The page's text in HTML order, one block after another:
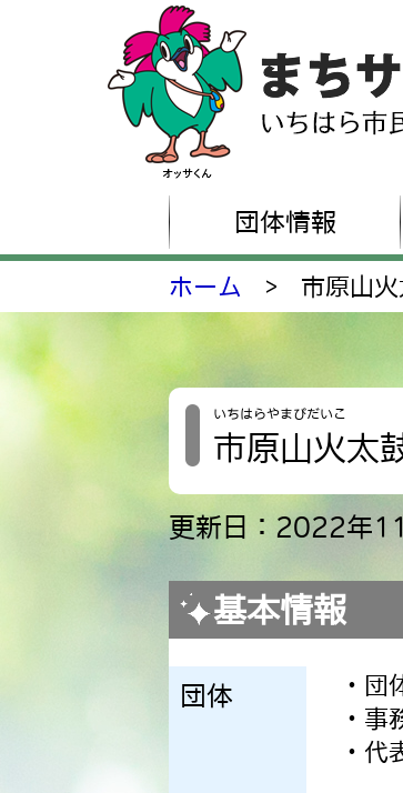
団体情報
ホーム > 市原山
いちはらやまびだいこ
市原山火太
更新日：2022年
基本情報
団体 ・団
・事
・代